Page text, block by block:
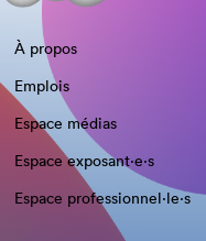
À propos
Emplois
Espace médias
Espace exposant·e⋅s
Espace professionnel·le⋅s